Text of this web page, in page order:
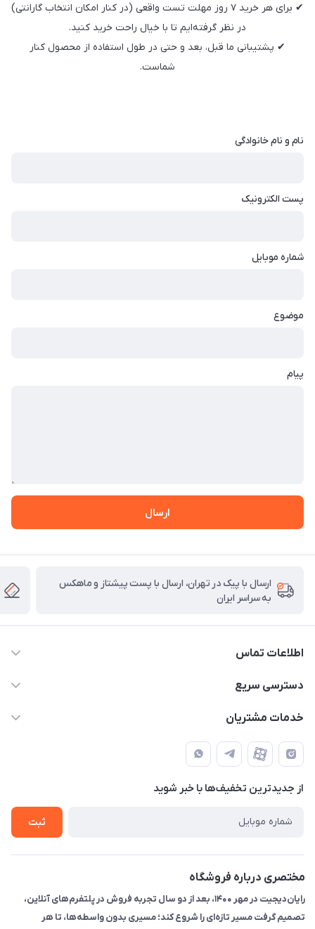
✔ برای هر خرید ۷ روز مهلت تست واقعی (در کنار امکان انتخاب گارانتی)
در نظر گرفته‌ایم تا با خیال راحت خرید کنید.
✔ پشتیبانی ما قبل، بعد و حتی در طول استفاده از محصول کنار
شماست.
نام و نام خانوادگی
پست الکترونیک
شماره موبایل
موضوع
پیام
ارسال
ارسال با پیک در تهران، ارسال با پست پیشتاز و ماهکس
به سراسر ایران
اطلاعات تماس
۰۲۱91095320 - 09120057355 - 09915561288
حضوری از قبل با پشتیبان های فروشگاه هماهنگ کنید)
دسترسی سریع
حساب کاربری
لیست محصولات
تماس با ما
خدمات مشتریان
قوانین و مقررات
حریم خصوصی
راهنما
از جدید‌ترین تخفیف‌ها با‌ خبر شوید
ثبت
مختصری درباره فروشگاه
رایان‌دیجیت در مهر ۱۴۰۰، بعد از دو سال تجربه فروش در پلتفرم‌های آنلاین،
تصمیم گرفت مسیر تازه‌ای را شروع کند؛ مسیری بدون واسطه‌ها، تا هر